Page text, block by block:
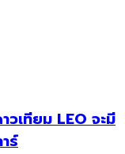
เทียม LEO จะมี
ร์